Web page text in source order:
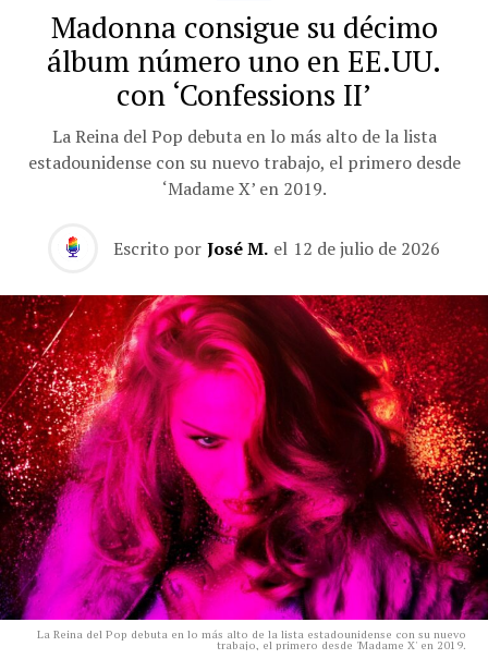
Madonna consigue su décimo
álbum número uno en EE.UU.
con ‘Confessions II’
La Reina del Pop debuta en lo más alto de la lista
estadounidense con su nuevo trabajo, el primero desde
‘Madame X’ en 2019.
Escrito por José M. el 12 de julio de 2026
La Reina del Pop debuta en lo más alto de la lista estadounidense con su nuevo
trabajo, el primero desde 'Madame X' en 2019.